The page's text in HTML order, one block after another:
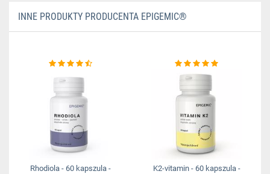
INNE PRODUKTY PRODUCENTA EPIGEMIC®
Rhodiola - 60 kapszula -
K2-vitamin - 60 kapszula -